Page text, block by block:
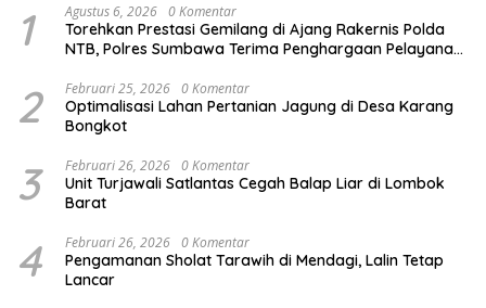
1 Agustus 6, 2026 0 Komentar
Torehkan Prestasi Gemilang di Ajang Rakernis Polda
NTB, Polres Sumbawa Terima Penghargaan Pelayanan
2 Februari 25, 2026 0 Komentar
Optimalisasi Lahan Pertanian Jagung di Desa Karang
Bongkot
3 Februari 26, 2026 0 Komentar
Unit Turjawali Satlantas Cegah Balap Liar di Lombok
Barat
4 Februari 26, 2026 0 Komentar
Pengamanan Sholat Tarawih di Mendagi, Lalin Tetap
Lancar